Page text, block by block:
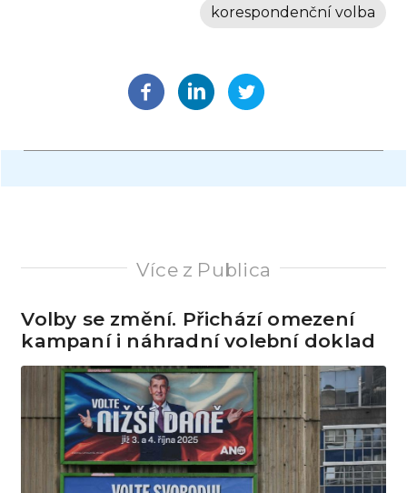
korespondenční volba
Více z Publica
Volby se změní. Přichází omezení
kampaní i náhradní volební doklad